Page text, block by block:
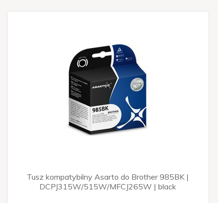
Tusz kompatybilny Asarto do Brother 985BK |
DCPJ315W/515W/MFCJ265W | black